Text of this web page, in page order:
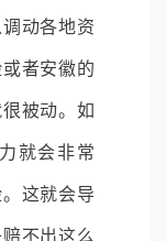
动各地资
者安徽的
被动。如
就会非常
这就会导
不出这么